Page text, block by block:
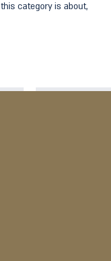
category is about,